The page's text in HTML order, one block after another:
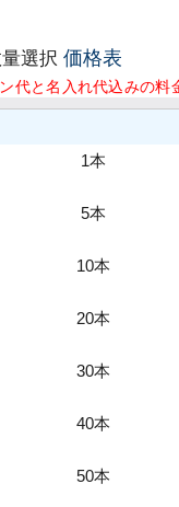
選択 価格表
代と名入れ代込みの
1本
5本
10本
20本
30本
40本
50本